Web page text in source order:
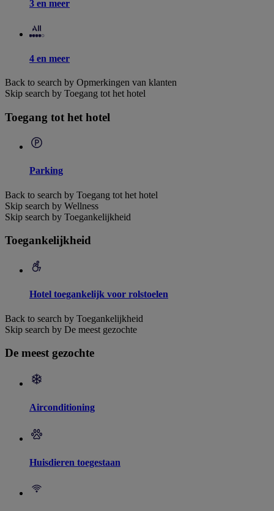
3 en meer
4 en meer
Back to search by Opmerkingen van klanten
Skip search by Toegang tot het hotel
Toegang tot het hotel
Parking
Back to search by Toegang tot het hotel
Skip search by Wellness
Skip search by Toegankelijkheid
Toegankelijkheid
Hotel toegankelijk voor rolstoelen
Back to search by Toegankelijkheid
Skip search by De meest gezochte
De meest gezochte
Airconditioning
Huisdieren toegestaan